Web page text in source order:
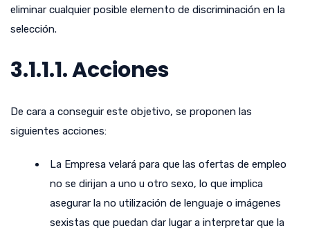
eliminar cualquier posible elemento de discriminación en la
selección.
3.1.1.1. Acciones
De cara a conseguir este objetivo, se proponen las
siguientes acciones:
La Empresa velará para que las ofertas de empleo
no se dirijan a uno u otro sexo, lo que implica
asegurar la no utilización de lenguaje o imágenes
sexistas que puedan dar lugar a interpretar que la